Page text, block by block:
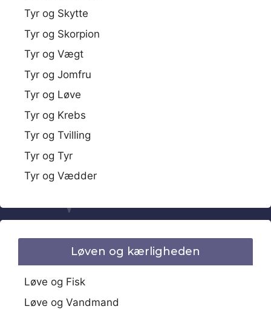
Tyr og Skytte
Tyr og Skorpion
Tyr og Vægt
Tyr og Jomfru
Tyr og Løve
Tyr og Krebs
Tyr og Tvilling
Tyr og Tyr
Tyr og Vædder
Løven og kærligheden
Løve og Fisk
Løve og Vandmand